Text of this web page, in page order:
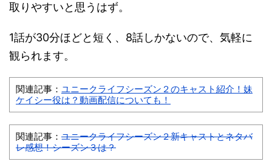
取りやすいと思うはず。
1話が30分ほどと短く、8話しかないので、気軽に
観られます。
関連記事： ユニークライフシーズン２のキャスト紹介！妹
ケイシー役は？動画配信についても！
関連記事： ユニークライフシーズン２新キャストとネタバ
レ感想！シーズン３は？